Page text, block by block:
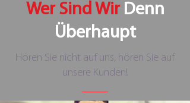
Wer Sind WirDenn
Überhaupt
Hören Sie nicht auf uns, hören Sie auf
unsere Kunden!